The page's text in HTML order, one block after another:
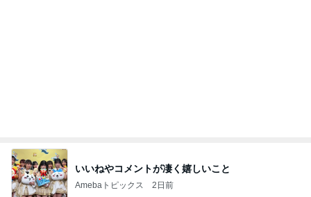
いいねやコメントが凄く嬉しいこと
Amebaトピックス 2日前